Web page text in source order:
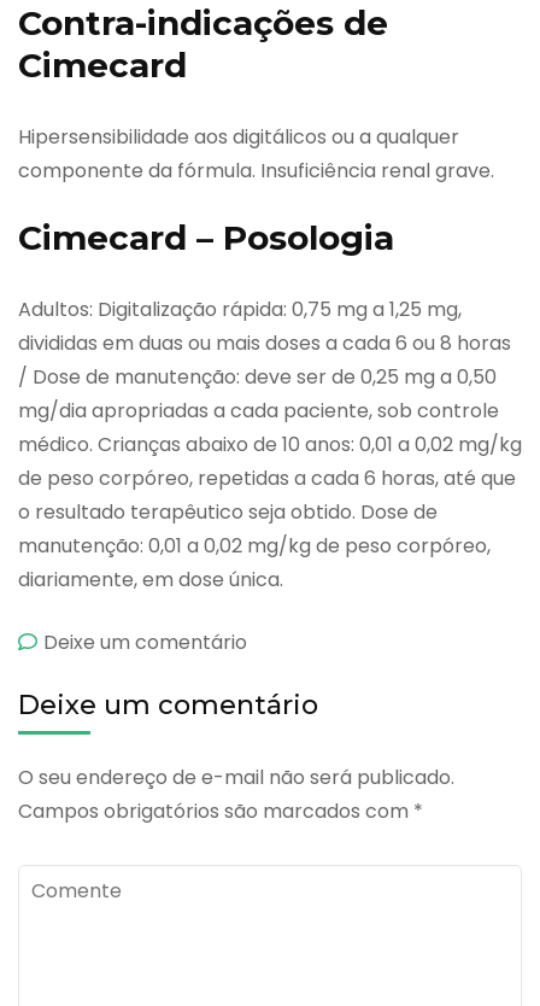
Contra-indicações de
Cimecard
Hipersensibilidade aos digitálicos ou a qualquer
componente da fórmula. Insuficiência renal grave.
Cimecard – Posologia
Adultos: Digitalização rápida: 0,75 mg a 1,25 mg,
divididas em duas ou mais doses a cada 6 ou 8 horas
/ Dose de manutenção: deve ser de 0,25 mg a 0,50
mg/dia apropriadas a cada paciente, sob controle
médico. Crianças abaixo de 10 anos: 0,01 a 0,02 mg/kg
de peso corpóreo, repetidas a cada 6 horas, até que
o resultado terapêutico seja obtido. Dose de
manutenção: 0,01 a 0,02 mg/kg de peso corpóreo,
diariamente, em dose única.
Deixe um comentário
Deixe um comentário
O seu endereço de e-mail não será publicado.
Campos obrigatórios são marcados com *
Comente